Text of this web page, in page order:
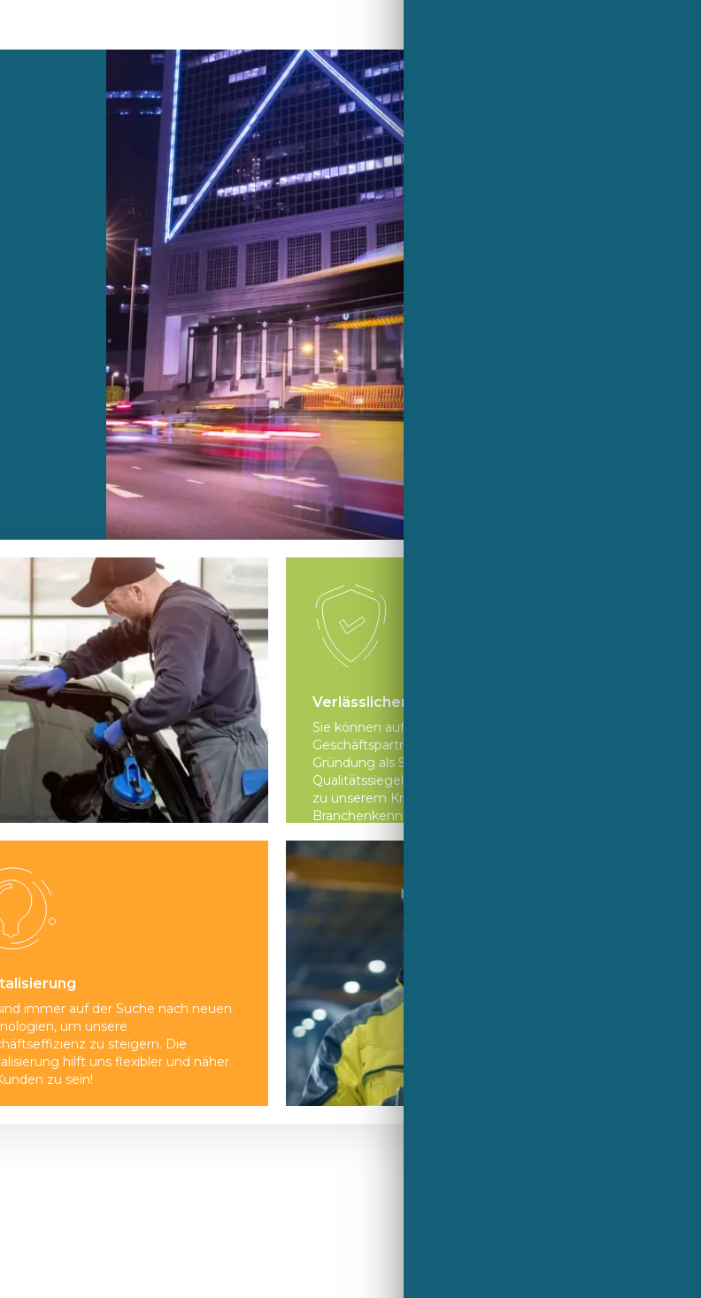
Verlässlicher Partner
Sie können auf uns als Ihren zuverlässigen
Geschäftspartner zählen. Von unserer
Gründung als Saint-Gobain, dem Sekurit-
Qualitätssiegel auf jeder Verglasung bis hin
zu unserem Know-how und unserer
Branchenkenntnis.
immer auf der Suche nach neuen
um unsere
zu steigern. Die
hilft uns flexibler und näher
zu sein!